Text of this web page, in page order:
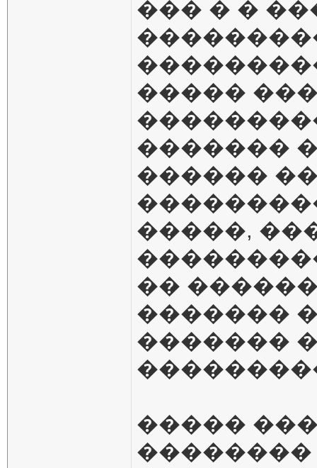
��� � �
�����
�������
������
�����,
��
�������
�������
�����
��������